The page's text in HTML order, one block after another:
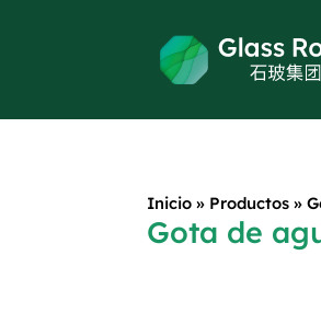
Inicio » Productos »
Gota de